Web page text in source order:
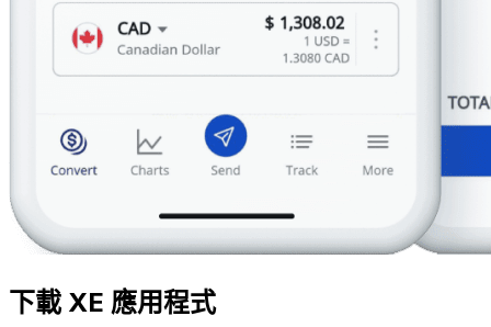
下載 XE 應用程式